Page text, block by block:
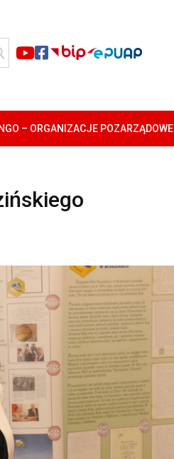
NGO – ORGANIZACJE POZARZĄDOWE